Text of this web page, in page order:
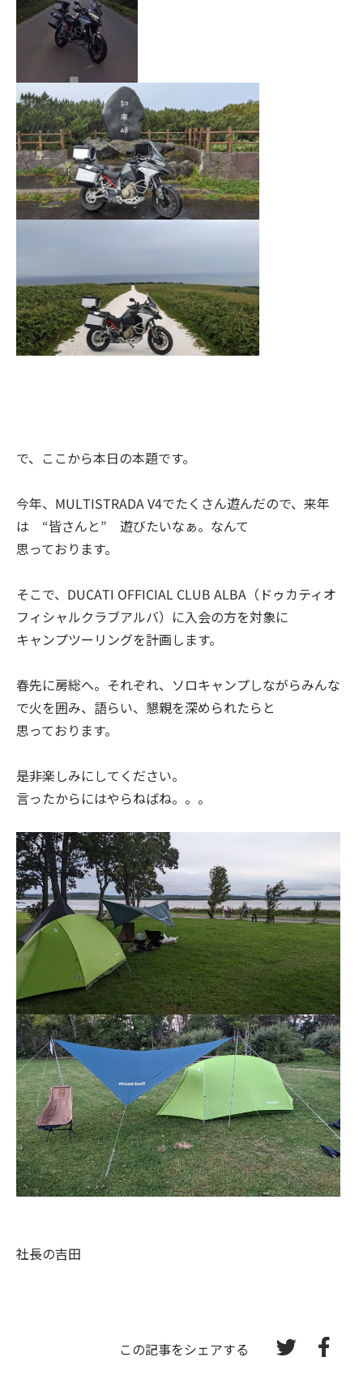
で、ここから本日の本題です。
今年、MULTISTRADA V4でたくさん遊んだので、来年
は “皆さんと” 遊びたいなぁ。なんて
思っております。
そこで、DUCATI OFFICIAL CLUB ALBA（ドゥカティオ
フィシャルクラブアルバ）に入会の方を対象に
キャンプツーリングを計画します。
春先に房総へ。それぞれ、ソロキャンプしながらみんな
で火を囲み、語らい、懇親を深められたらと
思っております。
是非楽しみにしてください。
言ったからにはやらねばね。。。
社長の吉田
この記事をシェアする